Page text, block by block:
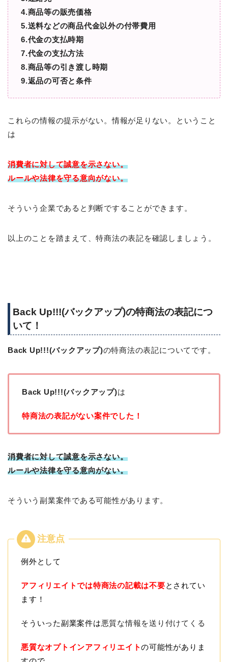
4.商品等の販売価格
5.送料などの商品代金以外の付帯費用
6.代金の支払時期
7.代金の支払方法
8.商品等の引き渡し時期
9.返品の可否と条件
これらの情報の提示がない。情報が足りない。ということ
は
消費者に対して誠意を示さない。
ルールや法律を守る意向がない。
そういう企業であると判断ですることができます。
以上のことを踏まえて、特商法の表記を確認しましょう。
Back Up!!!(バックアップ)の特商法の表記につ
いて！
Back Up!!!(バックアップ)の特商法の表記についてです。
Back Up!!!(バックアップ)は
特商法の表記がない案件でした！
消費者に対して誠意を示さない。
ルールや法律を守る意向がない。
そういう副業案件である可能性があります。
例外として
アフィリエイトでは特商法の記載は不要とされてい
ます！
そういった副業案件は悪質な情報を送り付けてくる
悪質なオプトインアフィリエイトの可能性がありま